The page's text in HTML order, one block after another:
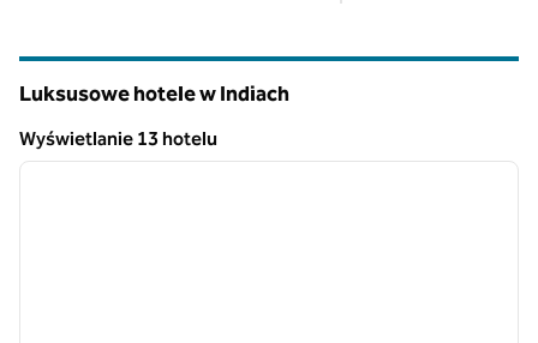
Luksusowe hotele w Indiach
Wyświetlanie 13 hotelu
Wyświetlanie 13 hotelu
1 z 12